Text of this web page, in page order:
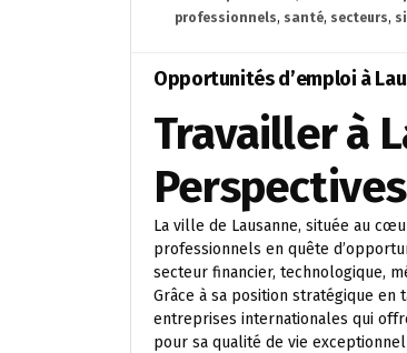
professionnels, santé, secteurs,
Opportunités d’emploi à
Travailler à
Perspectives
La ville de Lausanne, située au
professionnels en quête
secteur financier, technologique,
Grâce à sa position stratégique
entreprises internationales qui
pour sa qualité de vie